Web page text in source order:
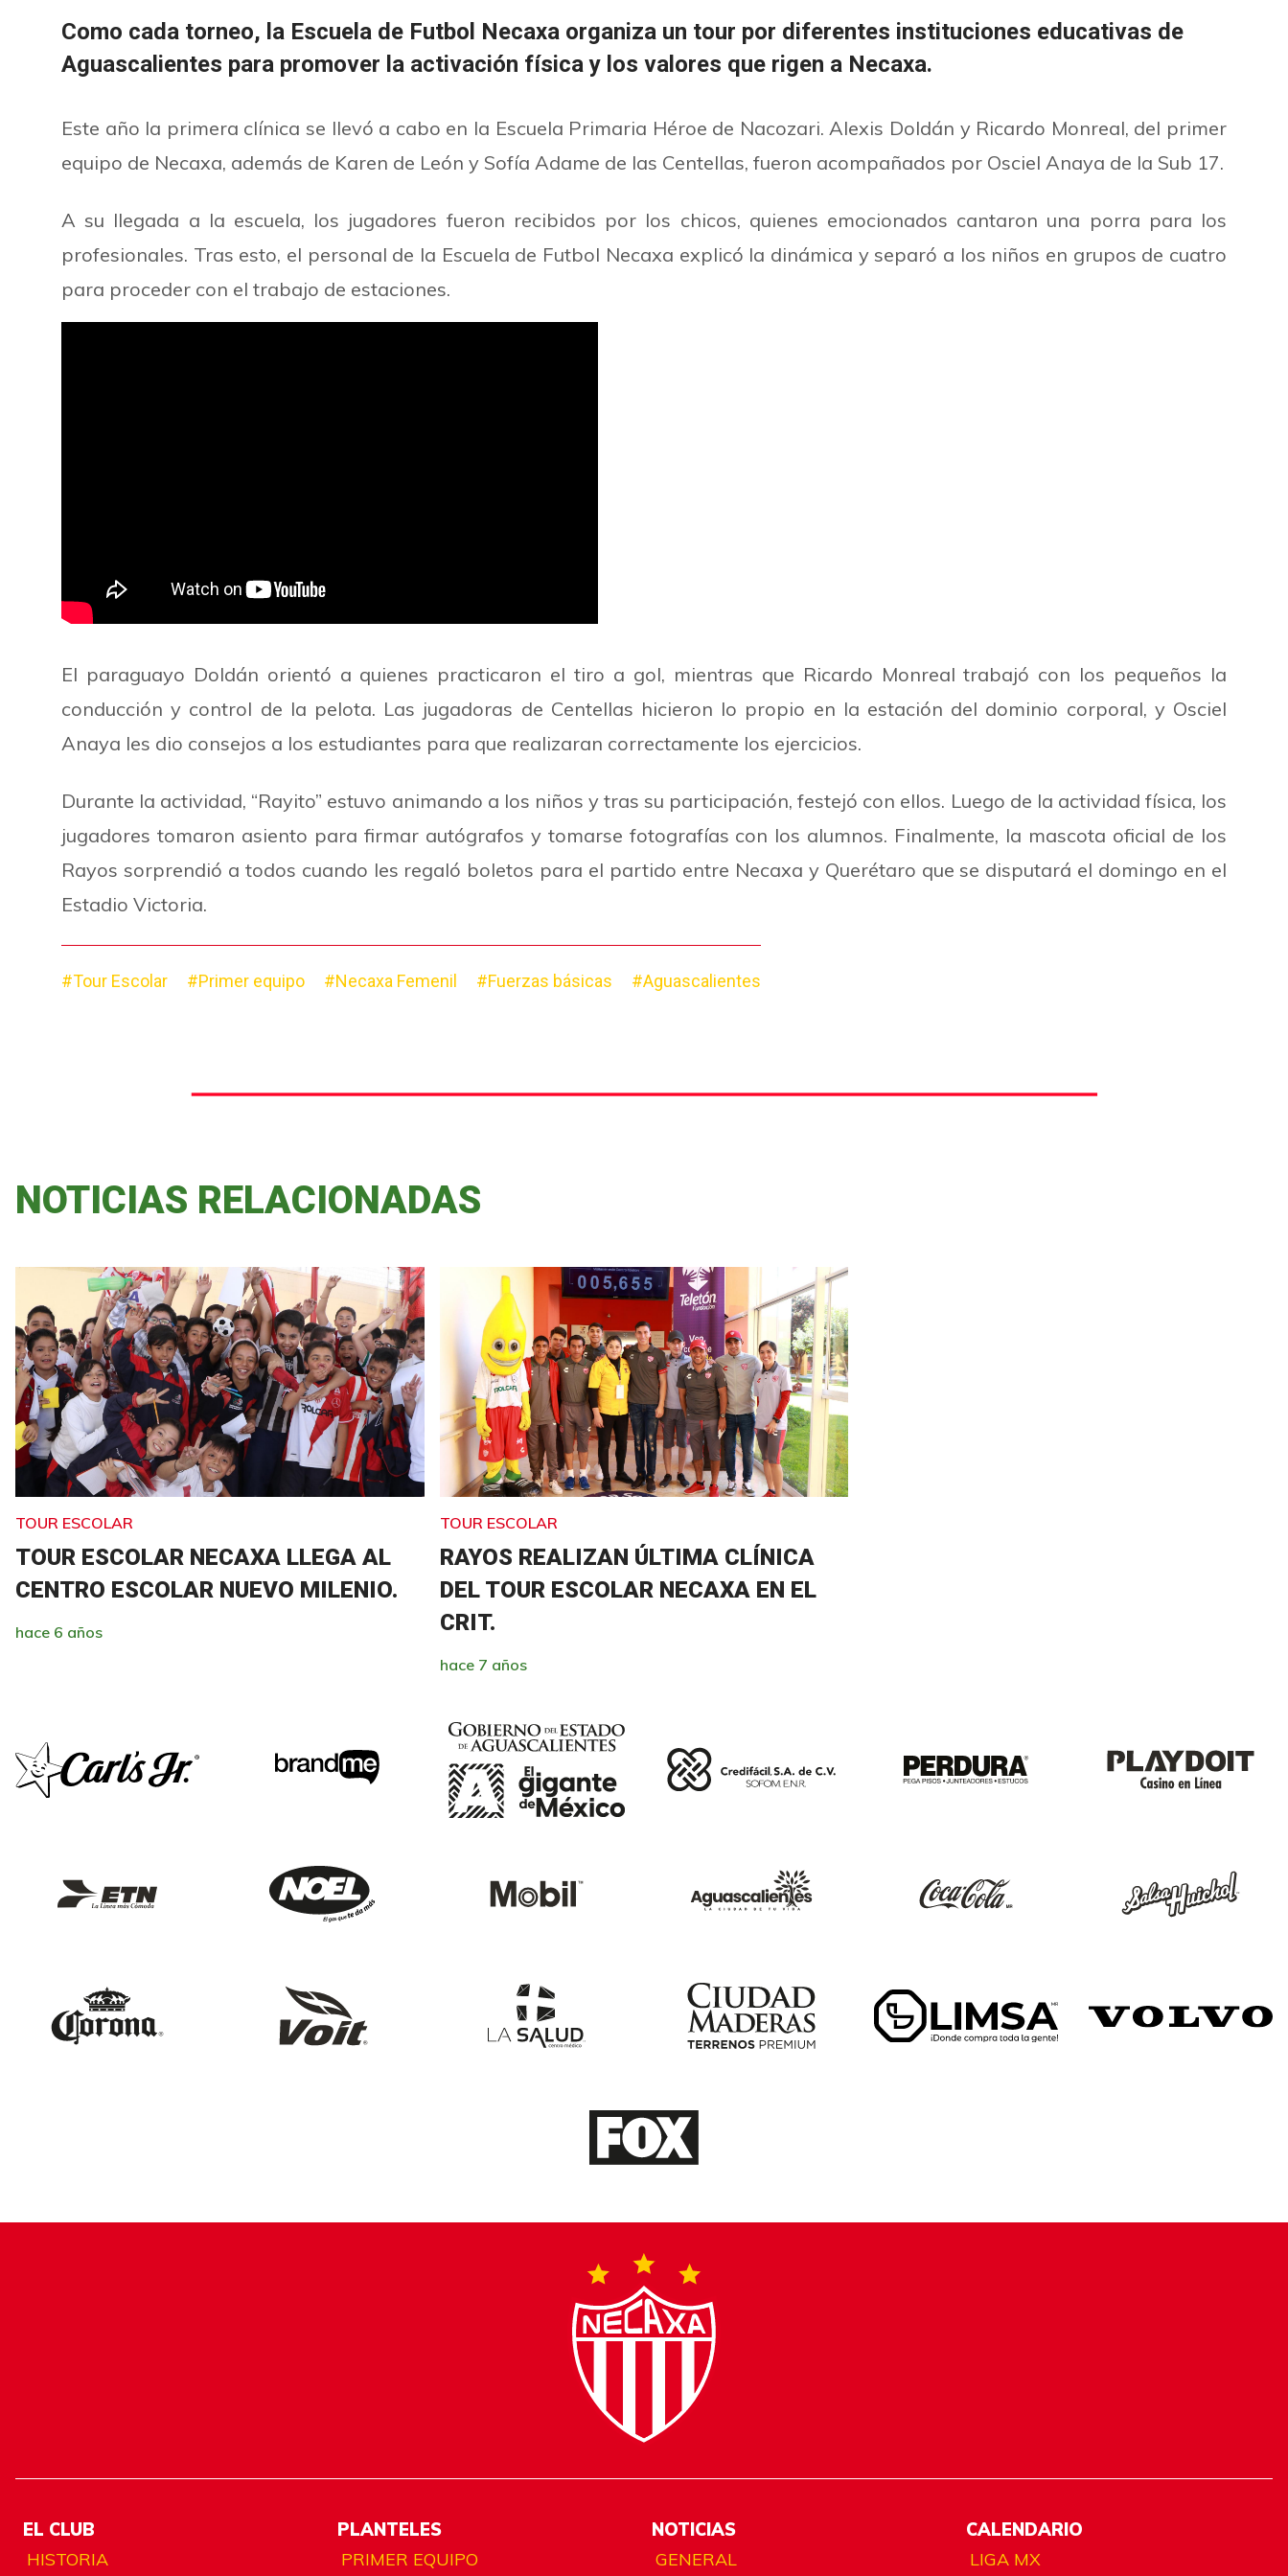
Como cada torneo, la Escuela de Futbol Necaxa organiza un tour por diferentes instituciones educativas de
Aguascalientes para promover la activación física y los valores que rigen a Necaxa.
Este año la primera clínica se llevó a cabo en la Escuela Primaria Héroe de Nacozari. Alexis Doldán y Ricardo Monreal, del primer
equipo de Necaxa, además de Karen de León y Sofía Adame de las Centellas, fueron acompañados por Osciel Anaya de la Sub 17.
A su llegada a la escuela, los jugadores fueron recibidos por los chicos, quienes emocionados cantaron una porra para los
profesionales. Tras esto, el personal de la Escuela de Futbol Necaxa explicó la dinámica y separó a los niños en grupos de cuatro
para proceder con el trabajo de estaciones.
El paraguayo Doldán orientó a quienes practicaron el tiro a gol, mientras que Ricardo Monreal trabajó con los pequeños la
conducción y control de la pelota. Las jugadoras de Centellas hicieron lo propio en la estación del dominio corporal, y Osciel
Anaya les dio consejos a los estudiantes para que realizaran correctamente los ejercicios.
Durante la actividad, “Rayito” estuvo animando a los niños y tras su participación, festejó con ellos. Luego de la actividad física, los
jugadores tomaron asiento para firmar autógrafos y tomarse fotografías con los alumnos. Finalmente, la mascota oficial de los
Rayos sorprendió a todos cuando les regaló boletos para el partido entre Necaxa y Querétaro que se disputará el domingo en el
Estadio Victoria.
#Tour Escolar #Primer equipo #Necaxa Femenil #Fuerzas básicas #Aguascalientes
NOTICIAS RELACIONADAS
TOUR ESCOLAR
TOUR ESCOLAR NECAXA LLEGA AL
CENTRO ESCOLAR NUEVO MILENIO.
hace 6 años
TOUR ESCOLAR
RAYOS REALIZAN ÚLTIMA CLÍNICA
DEL TOUR ESCOLAR NECAXA EN EL
CRIT.
hace 7 años
EL CLUB
HISTORIA
PLANTELES
PRIMER EQUIPO
NOTICIAS
GENERAL
CALENDARIO
LIGA MX